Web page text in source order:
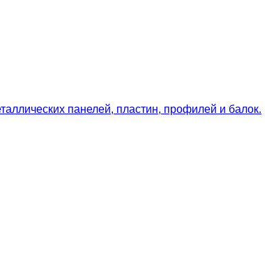
панелей, пластин, профилей и балок.